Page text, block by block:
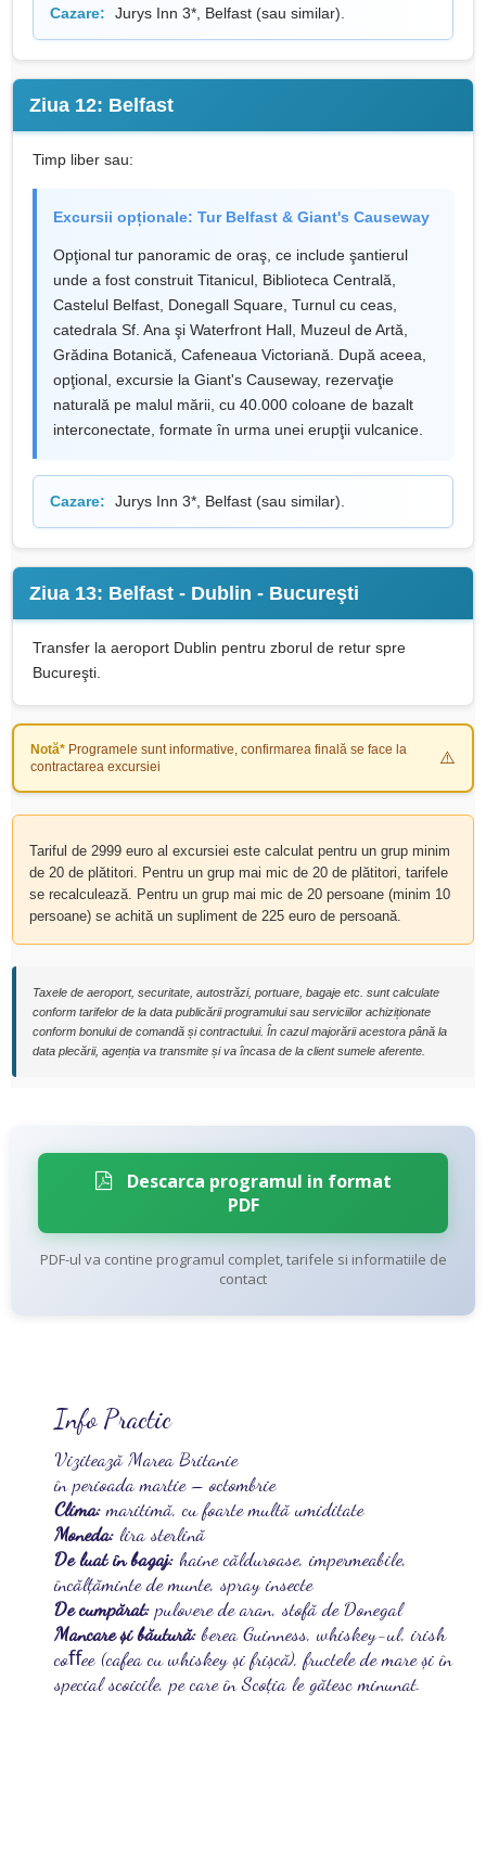
Cazare: Jurys Inn 3*, Belfast (sau similar).
Ziua 12: Belfast
Timp liber sau:
Excursii opționale: Tur Belfast & Giant's Causeway
Opţional tur panoramic de oraş, ce include şantierul
unde a fost construit Titanicul, Biblioteca Centrală,
Castelul Belfast, Donegall Square, Turnul cu ceas,
catedrala Sf. Ana şi Waterfront Hall, Muzeul de Artă,
Grădina Botanică, Cafeneaua Victoriană. După aceea,
opţional, excursie la Giant's Causeway, rezervaţie
naturală pe malul mării, cu 40.000 coloane de bazalt
interconectate, formate în urma unei erupţii vulcanice.
Cazare: Jurys Inn 3*, Belfast (sau similar).
Ziua 13: Belfast - Dublin - Bucureşti
Transfer la aeroport Dublin pentru zborul de retur spre
Bucureşti.
Notă* Programele sunt informative, confirmarea finală se face la
contractarea excursiei
Tariful de 2999 euro al excursiei este calculat pentru un grup minim
de 20 de plătitori. Pentru un grup mai mic de 20 de plătitori, tarifele
se recalculează. Pentru un grup mai mic de 20 persoane (minim 10
persoane) se achită un supliment de 225 euro de persoană.
Taxele de aeroport, securitate, autostrăzi, portuare, bagaje etc. sunt calculate
conform tarifelor de la data publicării programului sau serviciilor achiziționate
conform bonului de comandă și contractului. În cazul majorării acestora până la
data plecării, agenția va transmite și va încasa de la client sumele aferente.
PDF
PDF-ul va contine programul complet, tarifele si informatiile de
contact
Info Practic
Vizitează Marea Britanie
în perioada martie – octombrie
Clima:maritimă, cu foarte multă umiditate
Moneda: lira sterlină
De luat în bagaj: haine călduroase, impermeabile,
încălţăminte de munte, spray insecte
De cumpărat: pulovere de aran, stofă de Donegal
Mancare şi băutură:berea Guinness, whiskey-ul, irish
coﬀee (cafea cu whiskey şi frișcă), fructele de mare şi în
special scoicile, pe care în Scoţia le gătesc minunat.